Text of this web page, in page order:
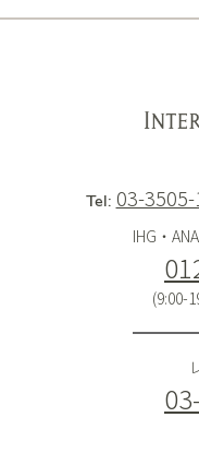
Tel: 03-3505-
IHG・
(9:00-